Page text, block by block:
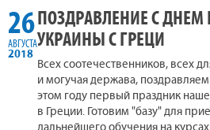
26
АВГУСТА
2018
ПОЗДРАВЛЕНИЕ С
УКРАИНЫ С ГРЕЦИ
Всех соотечественников, всех
и могучая держава,
этом году первый праздник
в Греции. Готовим "базу" для